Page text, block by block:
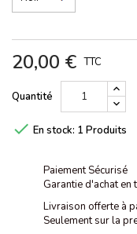
20,00 € TTC
Quantité
 En stock: 1 Produits
Paiement Sécurisé
Garantie d'achat en
Livraison offerte à
Seulement sur la